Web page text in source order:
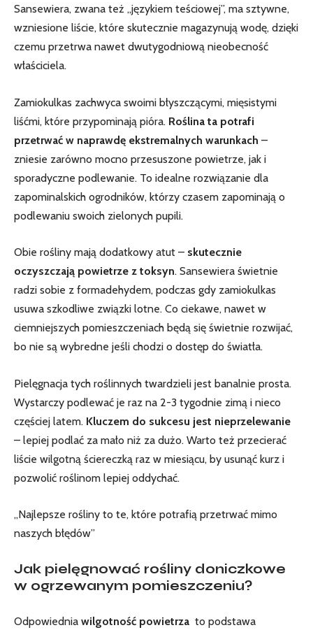
Sansewiera, zwana też „językiem teściowej”, ma sztywne,
wzniesione liście, które skutecznie magazynują wodę,⁢ dzięki
czemu przetrwa nawet dwutygodniową nieobecność
właściciela.
Zamiokulkas ⁤zachwyca swoimi błyszczącymi, mięsistymi
liśćmi, które przypominają pióra. Roślina ta potrafi
przetrwać w naprawdę ekstremalnych warunkach –
zniesie zarówno mocno przesuszone powietrze, jak i
sporadyczne podlewanie. To idealne rozwiązanie dla
zapominalskich ogrodników, którzy czasem zapominają o⁢
podlewaniu swoich zielonych pupili.
Obie rośliny mają dodatkowy atut – skutecznie
oczyszczają‌ powietrze z toksyn. Sansewiera świetnie
radzi sobie z⁤ formadehydem, podczas gdy zamiokulkas
usuwa szkodliwe związki lotne. Co ciekawe, nawet w
ciemniejszych pomieszczeniach będą się ⁤świetnie rozwijać,
bo nie są wybredne jeśli chodzi o⁤ dostęp do światła.
Pielęgnacja tych roślinnych twardzieli jest banalnie prosta.
Wystarczy podlewać je raz na 2-3 tygodnie zimą i nieco
częściej latem. Kluczem do ⁢sukcesu jest nieprzelewanie
– lepiej podlać ‍za​ mało⁣ niż za dużo. Warto też przecierać
liście ‍wilgotną ściereczką‌ raz w miesiącu, by usunąć kurz i
pozwolić roślinom lepiej oddychać.
„Najlepsze rośliny to te, które potrafią przetrwać mimo
naszych błędów”
Jak pielęgnować rośliny doniczkowe
w ogrzewanym pomieszczeniu?
Odpowiednia wilgotność powietrza ​ to podstawa